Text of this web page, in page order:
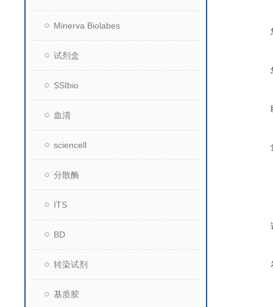
Minerva Biolabes
试剂盒
SSIbio
血清
sciencell
分散酶
ITS
BD
转染试剂
基质胶